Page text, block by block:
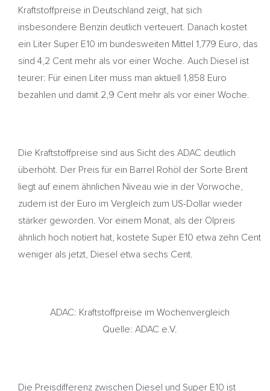
Kraftstoffpreise in Deutschland zeigt, hat sich
insbesondere Benzin deutlich verteuert. Danach kostet
ein Liter Super E10 im bundesweiten Mittel 1,779 Euro, das
sind 4,2 Cent mehr als vor einer Woche. Auch Diesel ist
teurer: Für einen Liter muss man aktuell 1,858 Euro
bezahlen und damit 2,9 Cent mehr als vor einer Woche.
Die Kraftstoffpreise sind aus Sicht des ADAC deutlich
überhöht. Der Preis für ein Barrel Rohöl der Sorte Brent
liegt auf einem ähnlichen Niveau wie in der Vorwoche,
zudem ist der Euro im Vergleich zum US-Dollar wieder
stärker geworden. Vor einem Monat, als der Ölpreis
ähnlich hoch notiert hat, kostete Super E10 etwa zehn Cent
weniger als jetzt, Diesel etwa sechs Cent.
ADAC: Kraftstoffpreise im Wochenvergleich
Quelle: ADAC e.V.
Die Preisdifferenz zwischen Diesel und Super E10 ist